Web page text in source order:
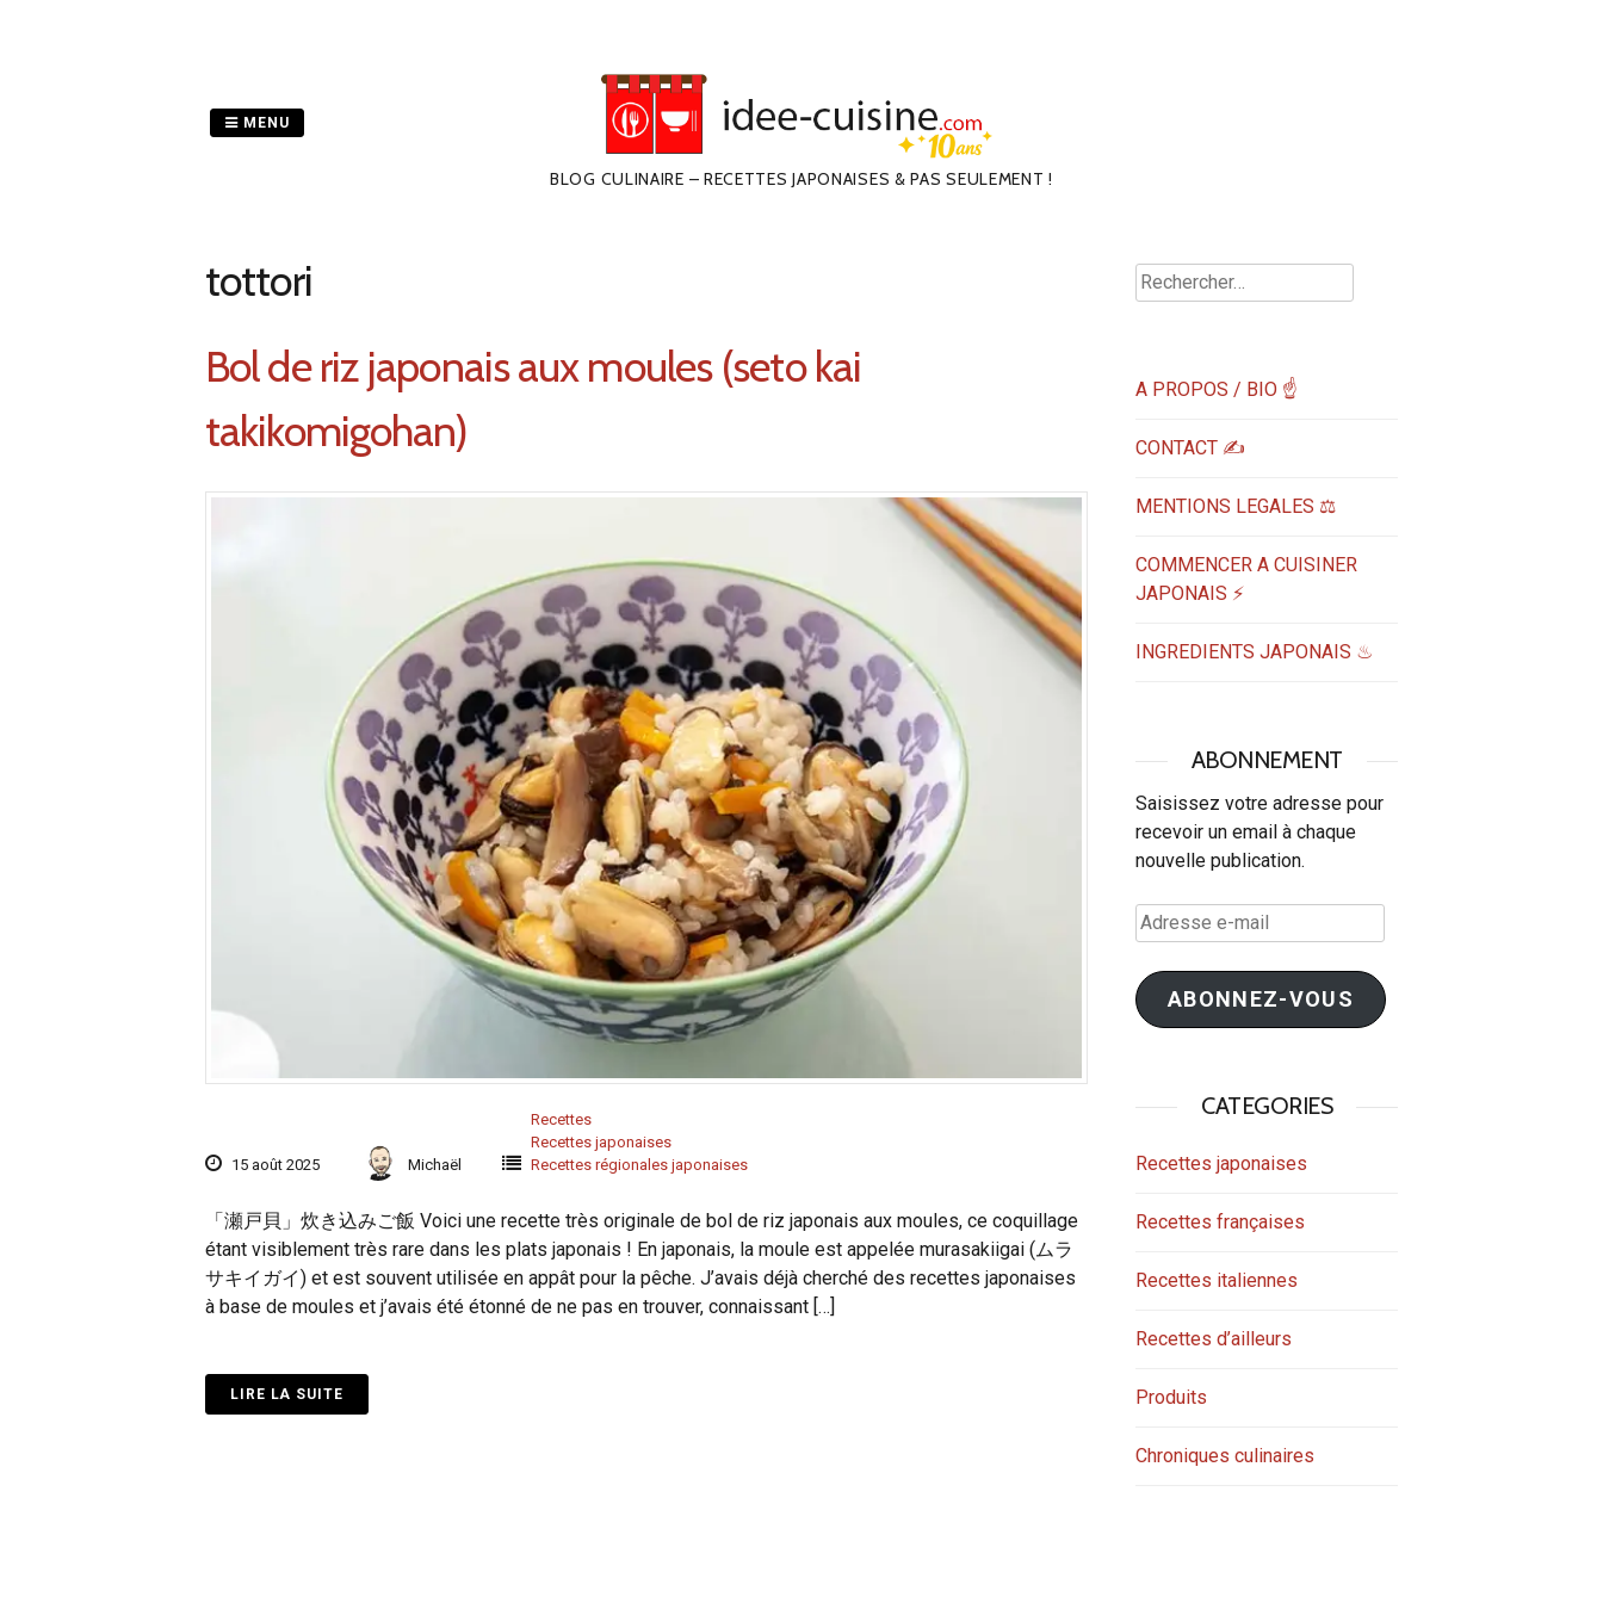
BLOG CULINAIRE – RECETTES JAPONAISES & PAS SEULEMENT !
MENU
tottori
Bol de riz japonais aux moules (seto kai
takikomigohan)
15 août 2025 Michaël
Recettes
Recettes japonaises
Recettes régionales japonaises
「瀬戸貝」炊き込みご飯 Voici une recette très originale de bol de riz japonais aux moules, ce coquillage
étant visiblement très rare dans les plats japonais ! En japonais, la moule est appelée murasakiigai (ムラ
サキイガイ) et est souvent utilisée en appât pour la pêche. J’avais déjà cherché des recettes japonaises
à base de moules et j’avais été étonné de ne pas en trouver, connaissant […]
LIRE LA SUITE
Rechercher :
A PROPOS / BIO ☝
CONTACT ✍️
MENTIONS LEGALES ⚖️
COMMENCER A CUISINER
JAPONAIS ⚡
INGREDIENTS JAPONAIS ♨
ABONNEMENT
Saisissez votre adresse pour
recevoir un email à chaque
nouvelle publication.
Adresse
e-
mail
ABONNEZ-VOUS
CATEGORIES
Recettes japonaises
Recettes françaises
Recettes italiennes
Recettes d’ailleurs
Produits
Chroniques culinaires